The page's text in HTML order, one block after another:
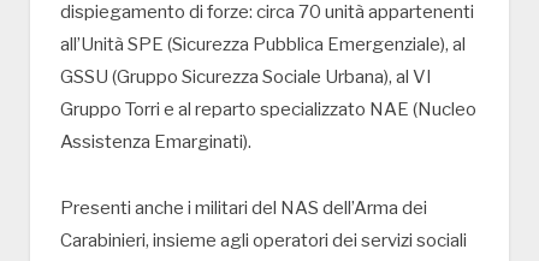
dispiegamento di forze: circa 70 unità appartenenti
all’Unità SPE (Sicurezza Pubblica Emergenziale), al
GSSU (Gruppo Sicurezza Sociale Urbana), al VI
Gruppo Torri e al reparto specializzato NAE (Nucleo
Assistenza Emarginati).
Presenti anche i militari del NAS dell’Arma dei
Carabinieri, insieme agli operatori dei servizi sociali